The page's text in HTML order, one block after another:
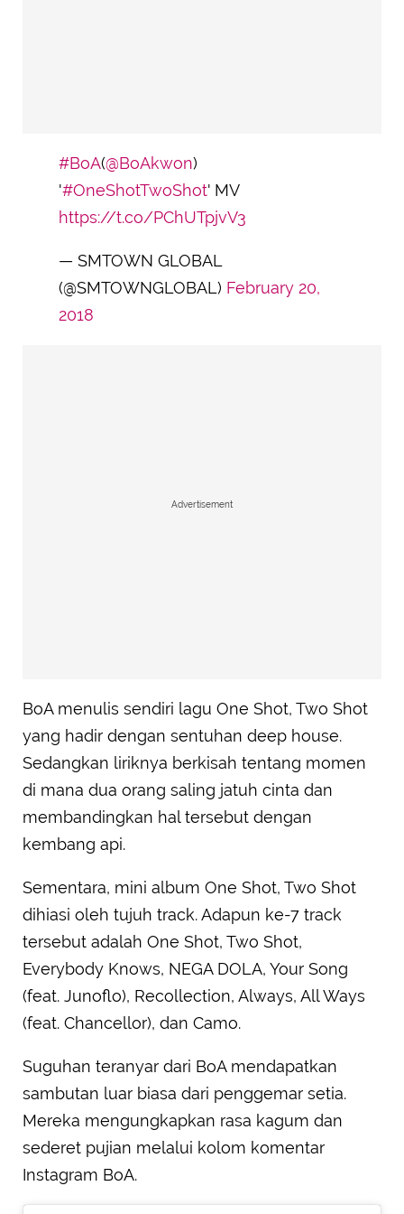
#BoA(@BoAkwon)
'#OneShotTwoShot' MV
https://t.co/PChUTpjvV3
— SMTOWN GLOBAL
(@SMTOWNGLOBAL) February 20,
2018
Advertisement
BoA menulis sendiri lagu One Shot, Two Shot
yang hadir dengan sentuhan deep house.
Sedangkan liriknya berkisah tentang momen
di mana dua orang saling jatuh cinta dan
membandingkan hal tersebut dengan
kembang api.
Sementara, mini album One Shot, Two Shot
dihiasi oleh tujuh track. Adapun ke-7 track
tersebut adalah One Shot, Two Shot,
Everybody Knows, NEGA DOLA, Your Song
(feat. Junoflo), Recollection, Always, All Ways
(feat. Chancellor), dan Camo.
Suguhan teranyar dari BoA mendapatkan
sambutan luar biasa dari penggemar setia.
Mereka mengungkapkan rasa kagum dan
sederet pujian melalui kolom komentar
Instagram BoA.